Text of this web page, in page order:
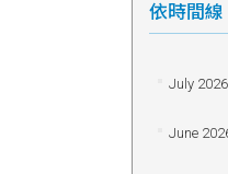
依時間線
July 2026
June